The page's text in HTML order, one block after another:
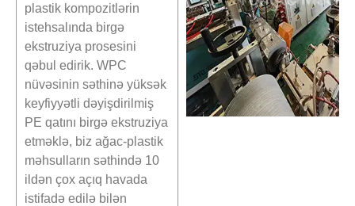
plastik kompozitlərin
istehsalında birgə
ekstruziya prosesini
qəbul edirik. WPC
nüvəsinin səthinə yüksək
keyfiyyətli dəyişdirilmiş
PE qatını birgə ekstruziya
etməklə, biz ağac-plastik
məhsulların səthində 10
ildən çox açıq havada
istifadə edilə bilən